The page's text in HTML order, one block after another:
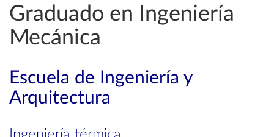
Graduado en Ingeniería
Mecánica
Escuela de Ingeniería y
Arquitectura